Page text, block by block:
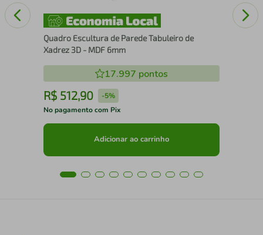
Quadro Escultura de Parede Tabuleiro de
Xadrez 3D - MDF 6mm
17.997 pontos
R$ 512,90 -5%
No pagamento com Pix
Adicionar ao carrinho